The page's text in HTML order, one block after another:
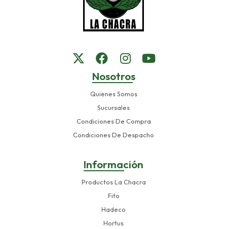
Nosotros
Quienes Somos
Sucursales
Condiciones De Compra
Condiciones De Despacho
Información
Productos La Chacra
Fito
Hadeco
Hortus